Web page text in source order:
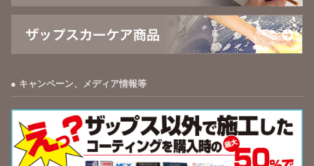
キャンペーン、メディア情報等